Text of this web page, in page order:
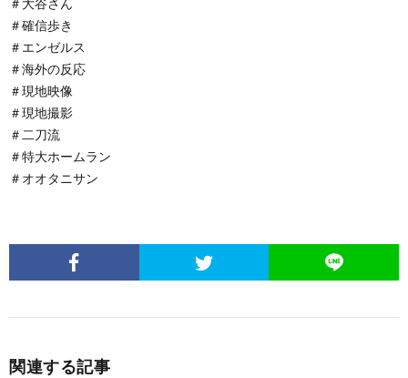
＃大谷さん
＃確信歩き
＃エンゼルス
＃海外の反応
＃現地映像
＃現地撮影
＃二刀流
＃特大ホームラン
＃オオタニサン
関連する記事